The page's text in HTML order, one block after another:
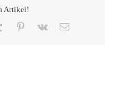
Artikel!
Tumblr Pinterest
Vk
E-